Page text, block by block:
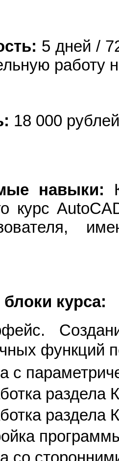
5 дней /
работу
18 000
навыки:
курс
курса:
функций
с
раздела
раздела
со